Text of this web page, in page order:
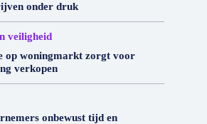
onder druk
veiligheid
op woningmarkt zorgt voor
verkopen
onbewust tijd en